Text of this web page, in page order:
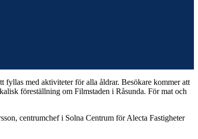
fyllas med aktiviteter för alla åldrar. Besökare kommer att
föreställning om Filmstaden i Råsunda. För mat och
centrumchef i Solna Centrum för Alecta Fastigheter